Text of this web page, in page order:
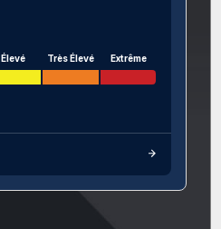
Élevé Très Élevé Extrême